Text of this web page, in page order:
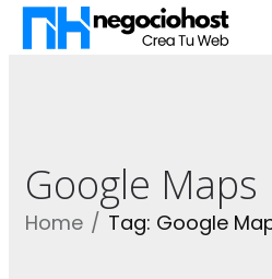
Google Maps
Home Tag: Google